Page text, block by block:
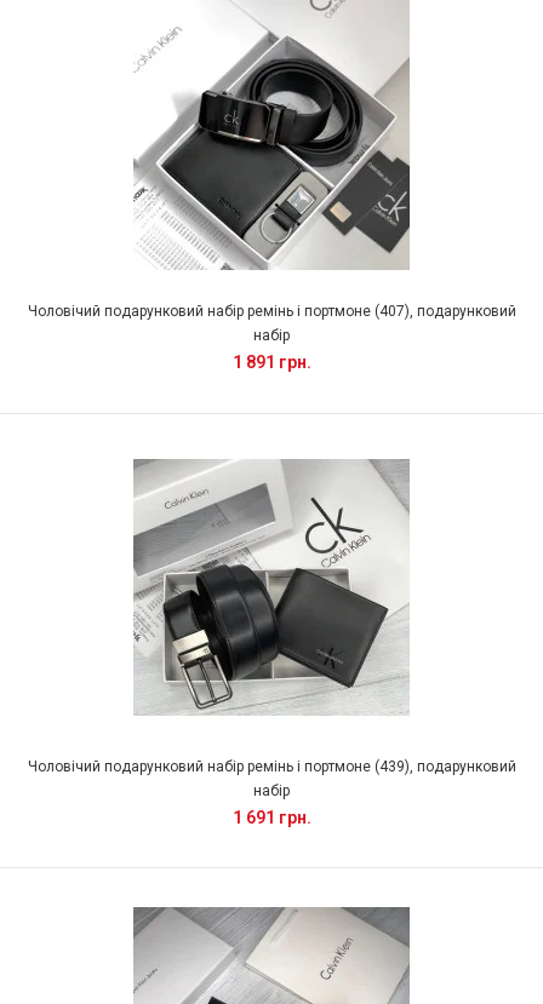
Чоловічий подарунковий набір ремінь і портмоне (407), подарунковий
набір
1 891 грн.
Чоловічий подарунковий набір ремінь і портмоне (439), подарунковий
набір
1 691 грн.